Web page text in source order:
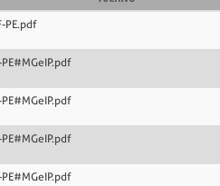
PE.pdf